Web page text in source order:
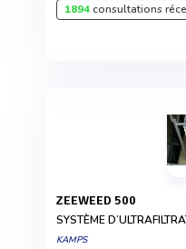
1894consultations
ZEEWEED 500
SYSTÈME
KAMPS